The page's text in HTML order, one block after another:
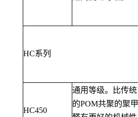
HC系列
HC450
通用等级。比传统
的POM共聚的聚甲